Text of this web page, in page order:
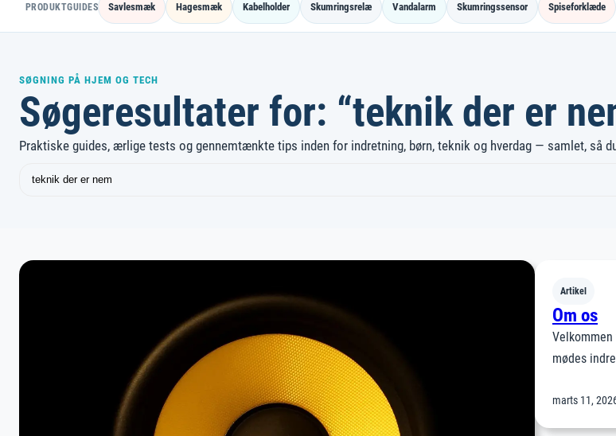
PRODUKTGUIDES Savlesmæk Hagesmæk Kabelholder Skumringsrelæ Vandalarm Skumringssensor Spiseforklæde
SØGNING PÅ HJEM OG TECH
Søgeresultater for: “teknik der er
Praktiske guides, ærlige tests og gennemtænkte tips inden for indretning, børn, teknik og hverdag — samlet, så
Artikel
Om os
mødes
marts 11,